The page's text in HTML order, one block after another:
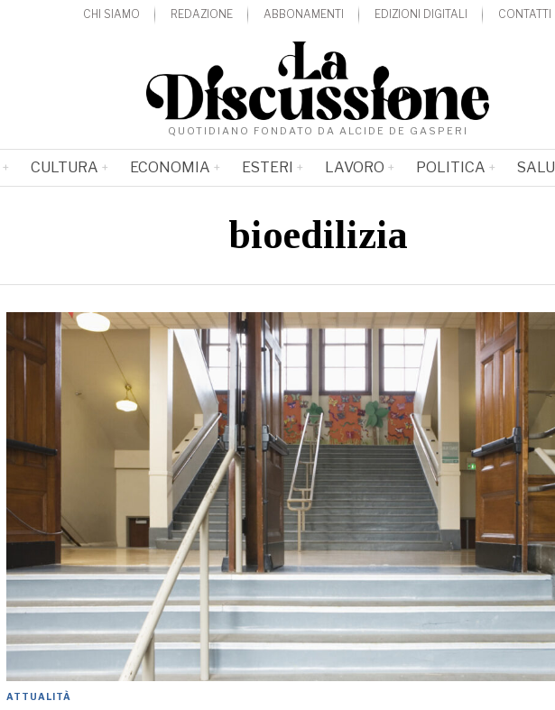
CHI SIAMO REDAZIONE ABBONAMENTI EDIZIONI DIGITALI CONTATTI
QUOTIDIANO FONDATO DA ALCIDE DE GASPERI
CULTURA ECONOMIA ESTERI LAVORO POLITICA
bioedilizia
ATTUALITÀ